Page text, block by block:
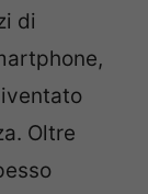
di
Oltre